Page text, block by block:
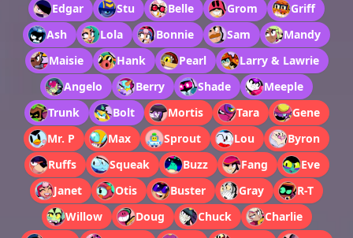
Edgar
Stu Belle Grom
Griff
Ash
Lola Bonnie Sam
Mandy
Maisie
Hank Pearl
Larry & Lawrie
Angelo
Berry Shade
Meeple
Trunk
Bolt Mortis Tara
Gene
Mr. P
Max Sprout Lou
Byron
Ruffs
Squeak Buzz Fang
Eve
Janet
Otis Buster Gray
R-T
Willow
Doug Chuck
Charlie